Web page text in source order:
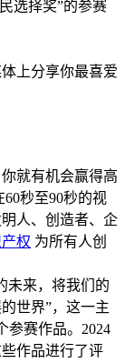
选择奖”的参赛
上分享你最喜爱
就有机会赢得高
秒至90秒的视
人、创造者、企
权 为所有人创
未来，将我们的
世界”，这一主
参赛作品。2024
作品进行了评